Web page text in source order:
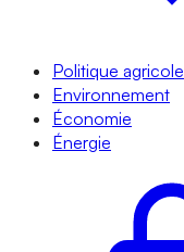
Politique agricole
Environnement
Économie
Énergie